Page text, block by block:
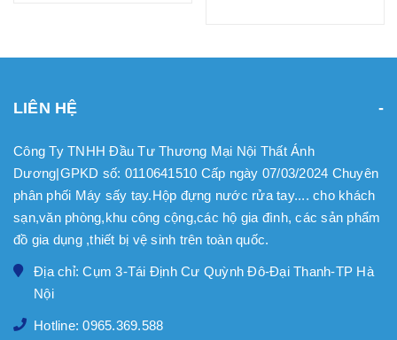
LIÊN HỆ
Công Ty TNHH Đầu Tư Thương Mại Nội Thất Ánh
Dương|GPKD số: 0110641510 Cấp ngày 07/03/2024 Chuyên
phân phối Máy sấy tay.Hộp đựng nước rửa tay.... cho khách
sạn,văn phòng,khu công cộng,các hộ gia đình, các sản phẩm
đồ gia dụng ,thiết bị vệ sinh trên toàn quốc.
Địa chỉ: Cụm 3-Tái Định Cư Quỳnh Đô-Đại Thanh-TP Hà
Nội
Hotline: 0965.369.588